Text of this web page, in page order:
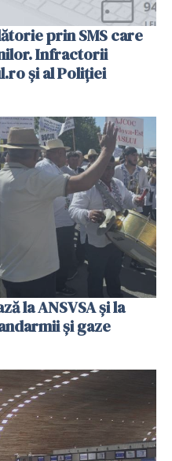
prin SMS care
Infractorii
și al Poliției
la ANSVSA și la
și gaze